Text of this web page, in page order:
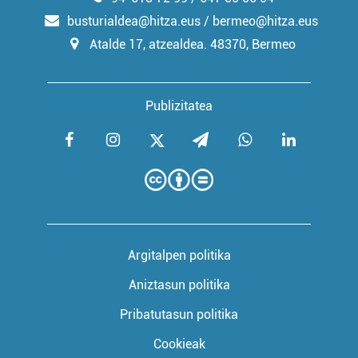
zerbitzuak hobetzeko asmoz, cookie teknologiaz
baliatzen gara. Ohar hau onartuz gero, teknologia hori
Publizitatea
busturialdea@hitza.eus / bermeo@hitza.eus
Atalde 17, atzealdea. 48370, Bermeo
Argitalpen politika
Aniztasun politika
Pribatutasun politika
Cookieak